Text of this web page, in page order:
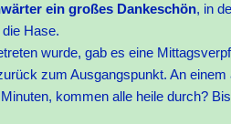
ein großes Dankeschön, in
Hase.
wurde, gab es eine
zum Ausgangspunkt. An
kommen alle heile durch?